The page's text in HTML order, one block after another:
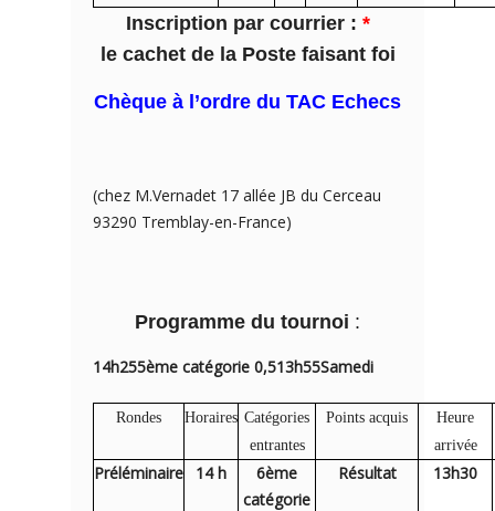
Inscription par courrier : *
le cachet de la Poste faisant foi
Chèque à l’ordre du TAC Echecs
(chez M.Vernadet 17 allée JB du Cerceau
93290 Tremblay-en-France)
Programme du tournoi :
14h255ème catégorie 0,513h55Samedi
Rondes Horaires Catégories
entrantes
Points acquis
Heure
arrivée
Préléminaire 14 h
6ème
catégorie
Résultat 13h30